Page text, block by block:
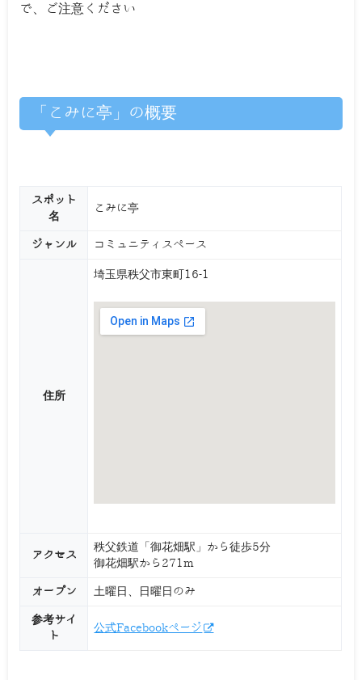
で、ご注意ください
「こみに亭」の概要
スポット
名
こみに亭
ジャンル コミュニティスペース
住所
埼玉県秩父市東町16-1
アクセス
秩父鉄道「御花畑駅」から徒歩5分
御花畑駅から271m
オープン 土曜日、日曜日のみ
参考サイ
ト
公式Facebookページ